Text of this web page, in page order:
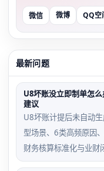
微信 微博 QQ空
最新问题
U8坏账没立即制单怎
建议
U8坏账计提后未自动
型场景、6类高频原因
财务核算标准化与业财